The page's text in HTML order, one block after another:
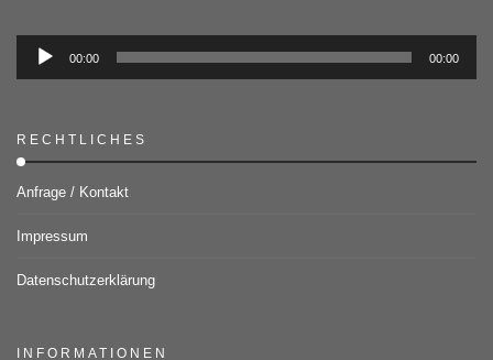
00:00 00:00
RECHTLICHES
Anfrage / Kontakt
Impressum
Datenschutzerklärung
INFORMATIONEN